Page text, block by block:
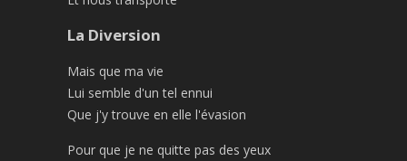
La Diversion
Mais que ma vie
Lui semble d'un tel ennui
Que j'y trouve en elle l'évasion
Pour que je ne quitte pas des yeux